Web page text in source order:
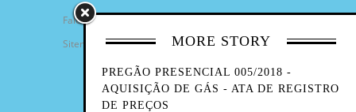
MORE STORY
PREGÃO PRESENCIAL 005/2018 -
AQUISIÇÃO DE GÁS - ATA DE REGISTRO
DE PREÇOS
Fale Conosco
Sitemap